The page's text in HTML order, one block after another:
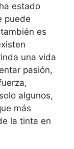
estado
puede
es
una vida
pasión,
algunos,
más
la tinta en